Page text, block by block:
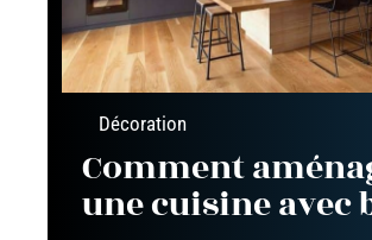
Décoration
Comment
une cuisine avec